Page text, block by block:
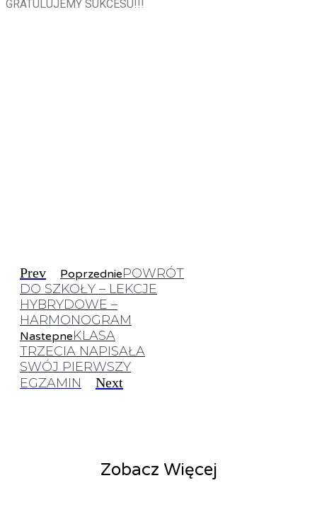
GRATULUJEMY SUKCESU!!!
Prev PoprzedniePOWRÓT
DO SZKOŁY – LEKCJE
HYBRYDOWE –
HARMONOGRAM
NastepneKLASA
TRZECIA NAPISAŁA
SWÓJ PIERWSZY
EGZAMIN
Next
Zobacz Więcej